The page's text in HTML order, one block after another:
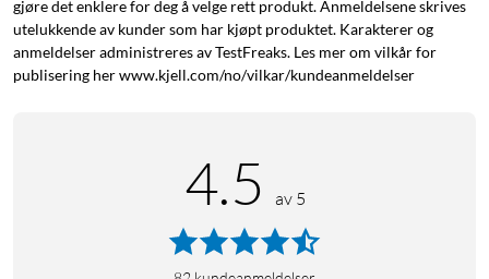
gjøre det enklere for deg å velge rett produkt. Anmeldelsene skrives
utelukkende av kunder som har kjøpt produktet. Karakterer og
anmeldelser administreres av TestFreaks. Les mer om vilkår for
publisering her www.kjell.com/no/vilkar/kundeanmeldelser
4.5 av 5